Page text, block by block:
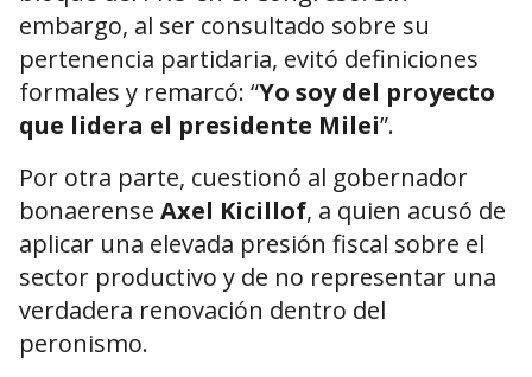
embargo, al ser consultado sobre su
pertenencia partidaria, evitó definiciones
formales y remarcó: “Yo soy del proyecto
que lidera el presidente Milei”.
Por otra parte, cuestionó al gobernador
bonaerense Axel Kicillof, a quien acusó de
aplicar una elevada presión fiscal sobre el
sector productivo y de no representar una
verdadera renovación dentro del
peronismo.